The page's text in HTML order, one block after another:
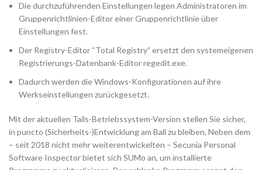
Die durchzuführenden Einstellungen legen Administratoren im
Gruppenrichtlinien-Editor einer Gruppenrichtlinie über
Einstellungen fest.
Der Registry-Editor “Total Registry” ersetzt den systemeigenen
Registrierungs-Datenbank-Editor regedit.exe.
Dadurch werden die Windows-Konfigurationen auf ihre
Werkseinstellungen zurückgesetzt.
Mit der aktuellen Tails-Betriebssystem-Version stellen Sie sicher,
in puncto (Sicherheits-)Entwicklung am Ball zu bleiben. Neben dem
– seit 2018 nicht mehr weiterentwickelten – Secunia Personal
Software Inspector bietet sich SUMo an, um installierte